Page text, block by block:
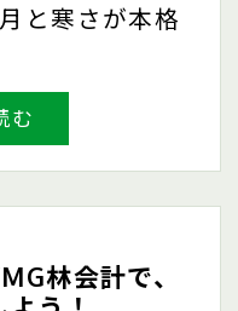
と寒さが本格
む
林会計で、